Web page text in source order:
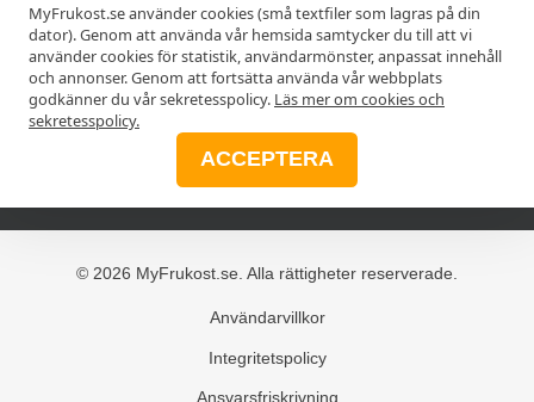
MER
Alla frukostar
© 2026 MyFrukost.se. Alla rättigheter reserverade.
Användarvillkor
Integritetspolicy
Ansvarsfriskrivning
MyFrukost.se använder cookies (små textfiler som lagras på din
dator). Genom att använda vår hemsida samtycker du till att vi
använder cookies för statistik, användarmönster, anpassat innehåll
och annonser. Genom att fortsätta använda vår webbplats
godkänner du vår sekretesspolicy. Läs mer om cookies och
sekretesspolicy.
ACCEPTERA